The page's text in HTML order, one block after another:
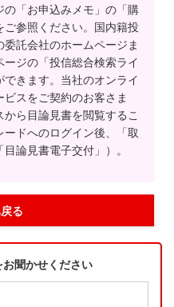
の「お申込みメモ」の「購
ご参照ください。国内籍投
託会社のホームページま
ジの「投信総合検索ライ
きます。当社のオンライ
スをご契約のお客さま
ら目論見書を閲覧するこ
ドへのログイン後、「取
論見書電子交付」）。
る
聞かせください